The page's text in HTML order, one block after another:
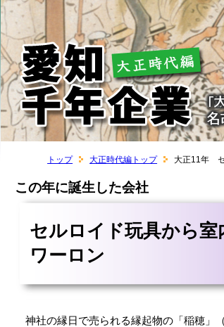
トップ 大正時代編トップ 大正11年
この年に誕生した会社
セルロイド玩具から
ワーロン
神社の縁日で売られる縁起物の「稲穂」